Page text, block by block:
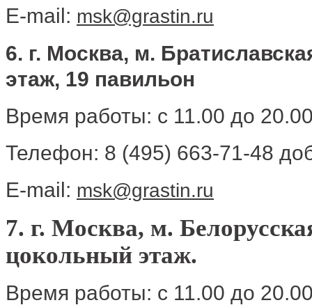
E-mail: msk@grastin.ru
6. г. Москва, м.
этаж, 19 павильон
Время работы: с 11.00 до
Телефон: 8 (495) 663-71-48
E-mail: msk@grastin.ru
7. г. Москва, м.
цокольный этаж.​
Время работы: с 11.00 до